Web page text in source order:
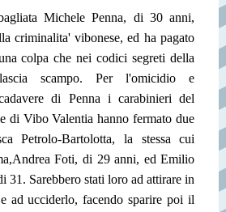
Michele Penna, di 30 anni,
criminalita' vibonese, ed ha pagato
colpa che nei codici segreti della
scampo. Per l'omicidio e
di Penna i carabinieri del
di Vibo Valentia hanno fermato due
Petrolo-Bartolotta, la stessa cui
Foti, di 29 anni, ed Emilio
31. Sarebbero stati loro ad attirare in
ad ucciderlo, facendo sparire poi il